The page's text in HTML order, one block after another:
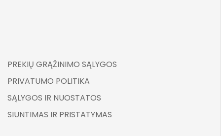
PREKIŲ GRĄŽINIMO SĄLYGOS
PRIVATUMO POLITIKA
SĄLYGOS IR NUOSTATOS
SIUNTIMAS IR PRISTATYMAS